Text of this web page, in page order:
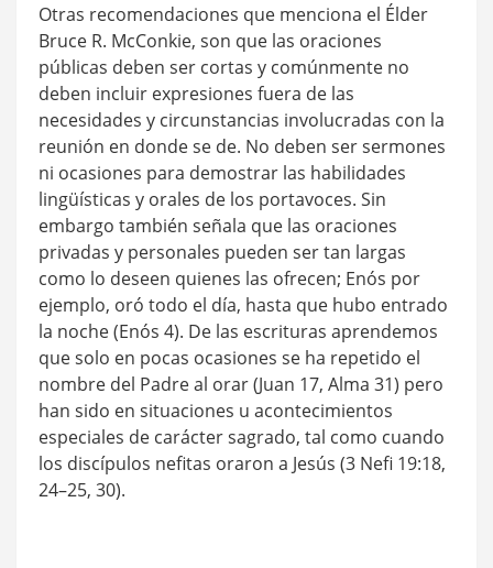
Otras recomendaciones que menciona el Élder
Bruce R. McConkie, son que las oraciones
públicas deben ser cortas y comúnmente no
deben incluir expresiones fuera de las
necesidades y circunstancias involucradas con la
reunión en donde se de. No deben ser sermones
ni ocasiones para demostrar las habilidades
lingüísticas y orales de los portavoces. Sin
embargo también señala que las oraciones
privadas y personales pueden ser tan largas
como lo deseen quienes las ofrecen; Enós por
ejemplo, oró todo el día, hasta que hubo entrado
la noche (Enós 4). De las escrituras aprendemos
que solo en pocas ocasiones se ha repetido el
nombre del Padre al orar (Juan 17, Alma 31) pero
han sido en situaciones u acontecimientos
especiales de carácter sagrado, tal como cuando
los discípulos nefitas oraron a Jesús (3 Nefi 19:18,
24–25, 30).